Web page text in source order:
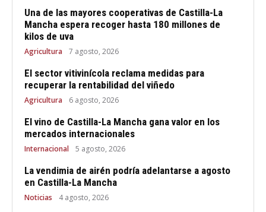
Una de las mayores cooperativas de Castilla-La
Mancha espera recoger hasta 180 millones de
kilos de uva
Agricultura 7 agosto, 2026
El sector vitivinícola reclama medidas para
recuperar la rentabilidad del viñedo
Agricultura 6 agosto, 2026
El vino de Castilla-La Mancha gana valor en los
mercados internacionales
Internacional 5 agosto, 2026
La vendimia de airén podría adelantarse a agosto
en Castilla-La Mancha
Noticias 4 agosto, 2026